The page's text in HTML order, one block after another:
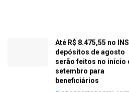
Até R$ 8.475,55 no
depósitos de agosto
serão feitos no início
setembro para
beneficiários